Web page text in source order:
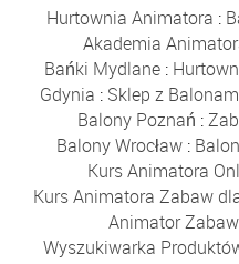
Hurtownia Animatora :
Akademia
Bańki Mydlane :
Gdynia : Sklep z
Balony Poznań :
Balony Wrocław :
Kurs Animatora
Kurs Animatora Zabaw
Animator
Wyszukiwarka